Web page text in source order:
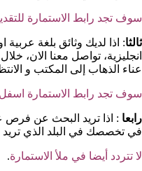
سوف تجد رابط الاستمارة
ثالثا: اذا لديك وثائق بلغة عربية
عناء الذهاب إلى المكتب و
سوف تجد رابط الاستمارة اسفل
رابعا : اذا تريد البحث عن فرص
في تخصصك في البلد الذي تريد
لا تتردد أيضا في ملأ الاستمارة.